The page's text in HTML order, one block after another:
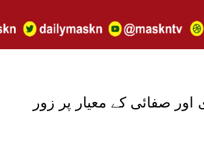
صفائی کے معیار پر زور